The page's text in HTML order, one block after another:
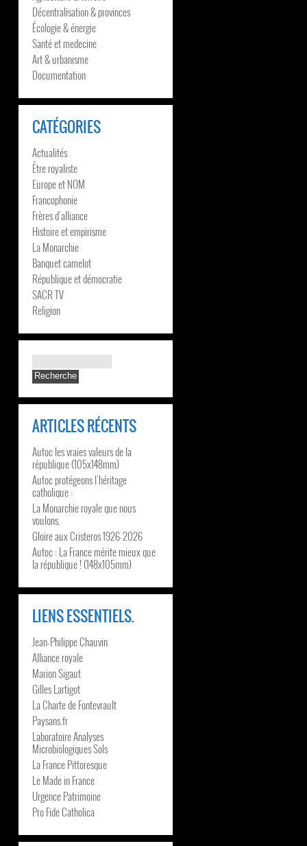
Décentralisation & provinces
Écologie & énergie
Santé et medecine
Art & urbanisme
Documentation
CATÉGORIES
Actualités
Être royaliste
Europe et NOM
Francophonie
Frères d’alliance
Histoire et empirisme
La Monarchie
Banquet camelot
République et démocratie
SACR TV
Religion
ARTICLES RÉCENTS
Autoc les vraies valeurs de la
république (105x148mm)
Autoc protégeons l’héritage
catholique :
La Monarchie royale que nous
voulons.
Gloire aux Cristeros 1926-2026
Autoc : La France mérite mieux que
la république ! (148x105mm)
LIENS ESSENTIELS.
Jean-Philippe Chauvin
Alliance royale
Marion Sigaut
Gilles Lartigot
La Charte de Fontevrault
Paysans.fr
Laboratoire Analyses
Microbiologiques Sols
La France Pittoresque
Le Made in France
Urgence Patrimoine
Pro Fide Catholica